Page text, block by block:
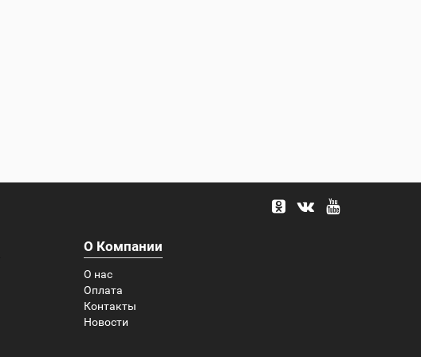
О Компании
О нас
Оплата
Контакты
Новости